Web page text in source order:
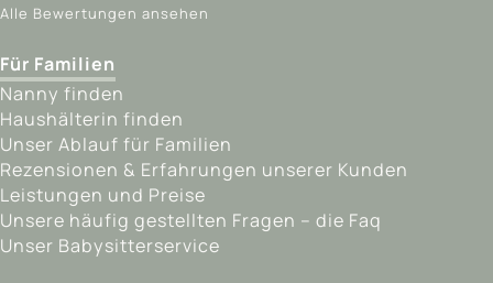
Alle Bewertungen ansehen
Für Familien
Nanny finden
Haushälterin finden
Unser Ablauf für Familien
Rezensionen & Erfahrungen unserer Kunden
Leistungen und Preise
Unsere häufig gestellten Fragen – die Faq
Unser Babysitterservice